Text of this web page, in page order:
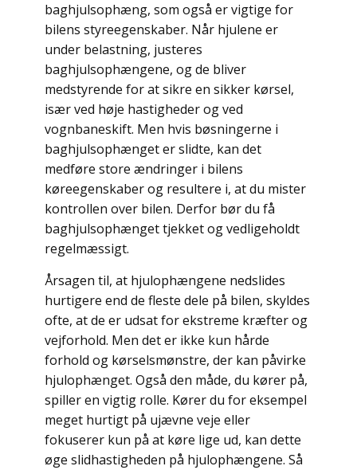
baghjulsophæng, som også er vigtige for
bilens styreegenskaber. Når hjulene er
under belastning, justeres
baghjulsophængene, og de bliver
medstyrende for at sikre en sikker kørsel,
især ved høje hastigheder og ved
vognbaneskift. Men hvis bøsningerne i
baghjulsophænget er slidte, kan det
medføre store ændringer i bilens
køreegenskaber og resultere i, at du mister
kontrollen over bilen. Derfor bør du få
baghjulsophænget tjekket og vedligeholdt
regelmæssigt.
Årsagen til, at hjulophængene nedslides
hurtigere end de fleste dele på bilen, skyldes
ofte, at de er udsat for ekstreme kræfter og
vejforhold. Men det er ikke kun hårde
forhold og kørselsmønstre, der kan påvirke
hjulophænget. Også den måde, du kører på,
spiller en vigtig rolle. Kører du for eksempel
meget hurtigt på ujævne veje eller
fokuserer kun på at køre lige ud, kan dette
øge slidhastigheden på hjulophængene. Så